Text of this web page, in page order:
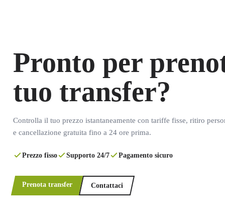
Pronto per
tuo transfer?
Controlla il tuo prezzo istantaneamente con tariffe fisse, ritiro
e cancellazione gratuita fino a 24 ore prima.
Prezzo fisso Supporto 24/7 Pagamento sicuro
Prenota transfer Contattaci